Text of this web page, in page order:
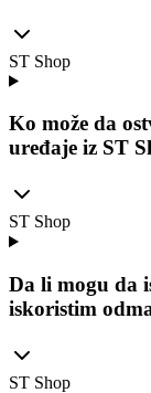
ST Shop
Ko može da
uređaje iz ST
ST Shop
Da li mogu da
iskoristim
ST Shop